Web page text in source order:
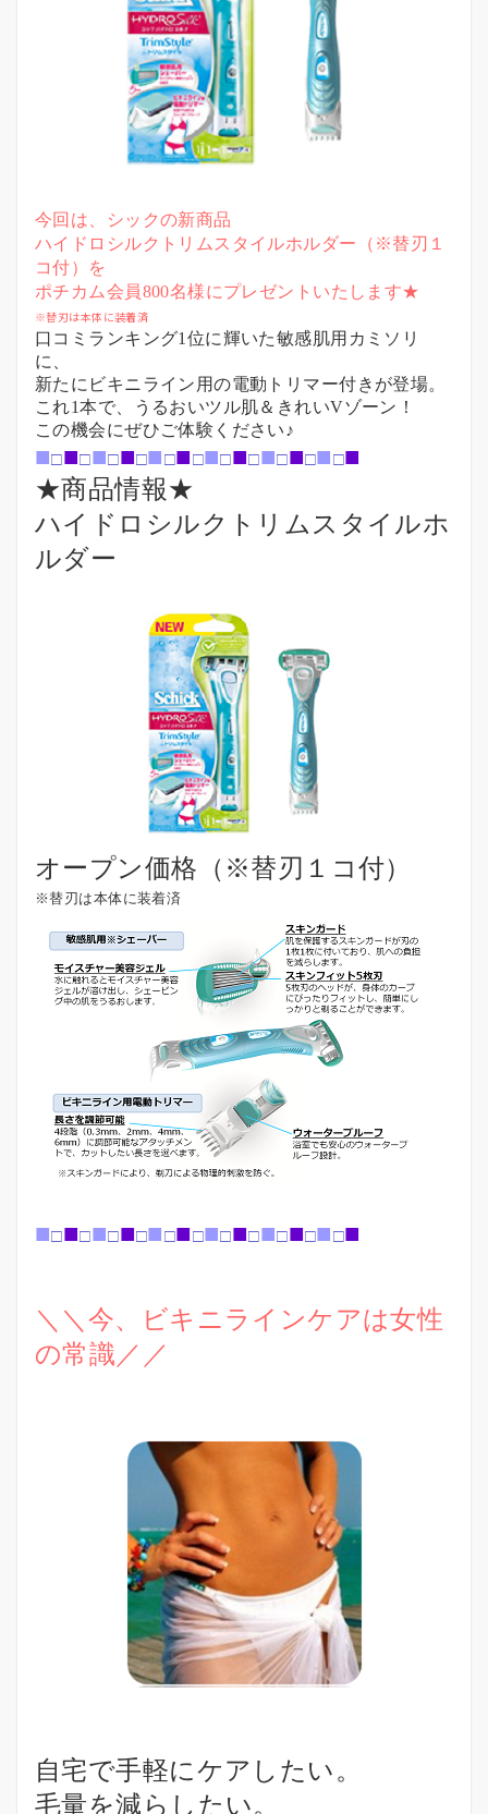
今回は、シックの新商品
ハイドロシルクトリムスタイルホルダー（※替刃１
コ付）
を
ポチカム会員800名様にプレゼントいたします★
※替刃は本体に装着済
口コミランキング1位に輝いた敏感肌用カミソリ
に、
新たにビキニライン用の電動トリマー付きが登場。
これ1本で、うるおいツル肌＆きれいVゾーン！
この機会にぜひご体験ください♪
■□■□■□■□■□■□■□■□■□■□■□■
★商品情報★
ハイドロシルクトリムスタイルホ
ルダー
オープン価格（※替刃１コ付）
※替刃は本体に装着済
■□■□■□■□■□■□■□■□■□■□■□■
＼＼今、ビキニラインケアは女性
の常識／／
自宅で手軽にケアしたい。
毛量を減らしたい。